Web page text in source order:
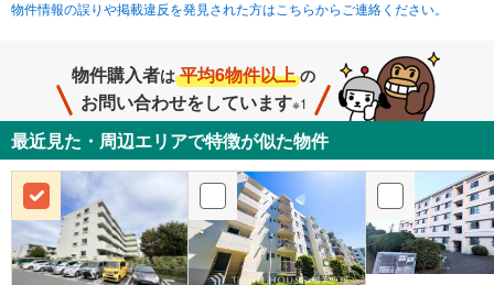
物件情報の誤りや掲載違反を発見された方はこちらからご連絡ください。
物件購入者は 平均6物件以上 の
お問い合わせをしています※1
最近見た・周辺エリアで特徴が似た物件